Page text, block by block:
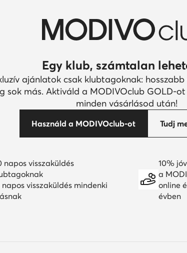
Egy klub, számtalan
ajánlatok csak klubtagoknak: hosszabb
sok más. Aktiváld a MODIVOclub GOLD-ot
minden vásárlásod után!
Használd a MODIVOclub-ot Tudj
napos visszaküldés
napos visszaküldés mindenki
10%
a
online
évben